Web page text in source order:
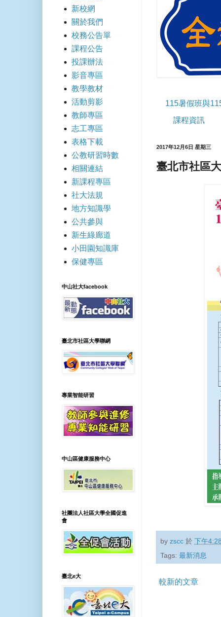
115暑假班與
課程資訊
2017年12月6日 星期三
臺北市社區
byzscc 於下午
Tags:最新消息
較新的文章
新校網
關於我們
校務公告單
課程公告
投課辦法
影音專區
教學教材
活動剪影
教師專區
志工專區
表格下載
公教研習時數
相關連結
新課程專區
社大法規
地方知識學
公共參與
新生綠廊道
小田園知識庫
保健專區
中山社大facebook
臺北市社區大學聯網
專業智能研習
中山區健康服務中心
社團法人社區大學全國促進
會
臺北e大